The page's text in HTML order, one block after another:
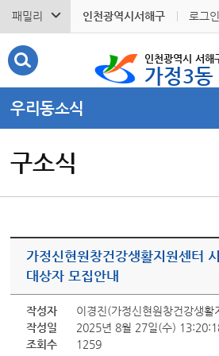
패밀리 인천광역시서해구 로그인
인천광역시 서해
가정3동
우리동소식
구소식
가정신현원창건강생활지원센터
대상자 모집안내
작성자
이경진(가정신현원창건강생활
작성일
2025년 8월 27일(수)
조회수
1259